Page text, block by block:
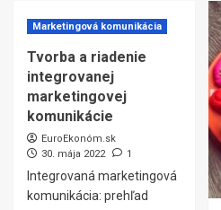
Marketingová komunikácia
Tvorba a riadenie
integrovanej
marketingovej
komunikácie
EuroEkonóm.sk
30. mája 2022
1
Integrovaná marketingová
komunikácia: prehľad